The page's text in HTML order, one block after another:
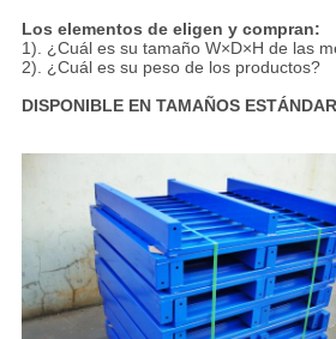
Los elementos de eligen y compran:
1). ¿Cuál es su tamaño W×D×H de las
2). ¿Cuál es su peso de los productos?
DISPONIBLE EN TAMAÑOS